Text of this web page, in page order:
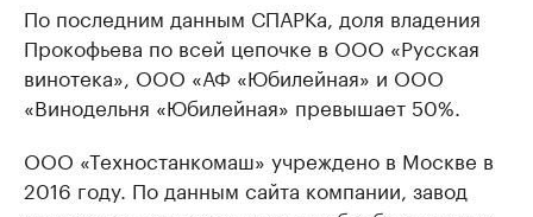
По последним данным СПАРКа, доля владения
Прокофьева по всей цепочке в ООО «Русская
винотека», ООО «АФ «Юбилейная» и ООО
«Винодельня «Юбилейная» превышает 50%.
ООО «Техностанкомаш» учреждено в Москве в
2016 году. По данным сайта компании, завод